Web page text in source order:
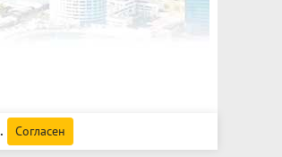
. Согласен